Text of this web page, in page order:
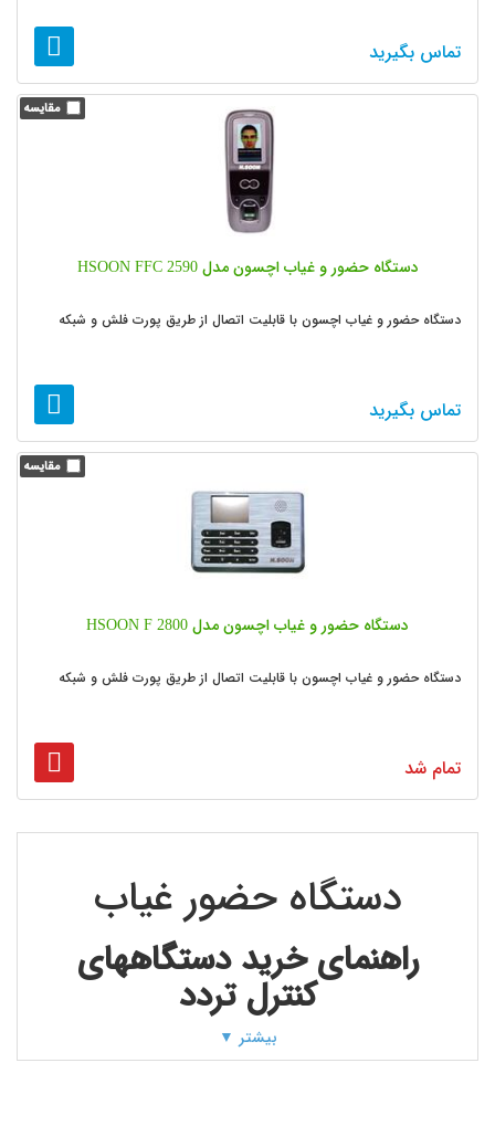
تماس بگیرید
دستگاه حضور و غیاب اچسون مدل HSOON FFC 2590
دستگاه حضور و غیاب اچسون با قابلیت اتصال از طریق پورت فلش و شبکه
تماس بگیرید
دستگاه حضور و غیاب اچسون مدل HSOON F 2800
دستگاه حضور و غیاب اچسون با قابلیت اتصال از طریق پورت فلش و شبکه
تمام شد
دستگاه حضور غیاب
راهنمای خرید دستگاههای
کنترل تردد
نظم هر سازمان از جمله ارکان اصلی موفقیت آن است که استفاده از
بیشتر ▼